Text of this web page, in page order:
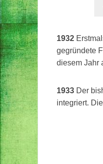
1932
gegründete
diesem Jahr
1933 Der
integriert.